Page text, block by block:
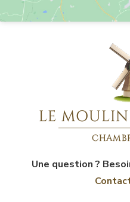
Une question ?